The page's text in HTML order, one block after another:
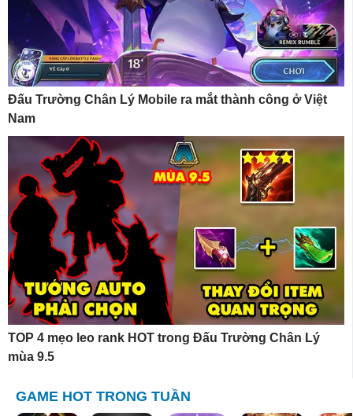
Đấu Trường Chân Lý Mobile ra mắt thành công ở Việt
Nam
TOP 4 mẹo leo rank HOT trong Đấu Trường Chân Lý
mùa 9.5
GAME HOT TRONG TUẦN